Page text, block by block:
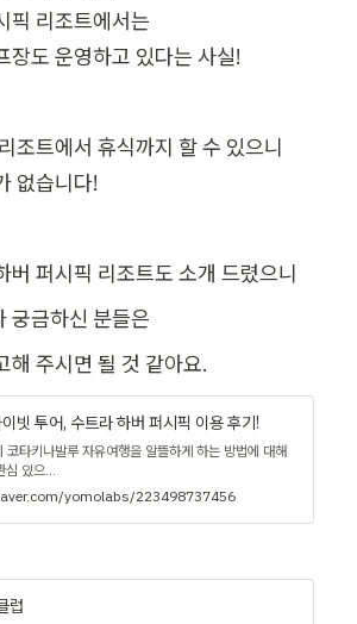
픽 리조트에서는
장도 운영하고 있다는 사실!
조트에서 휴식까지 할 수 있으니
없습니다!
버 퍼시픽 리조트도 소개 드렸으니
궁금하신 분들은
해 주시면 될 것 같아요.
빗 투어, 수트라 하버 퍼시픽 이용 후기!
코타키나발루 자유여행을 알뜰하게 하는 방법에 대해
심 있으...
yomolabs/223498737456
럽